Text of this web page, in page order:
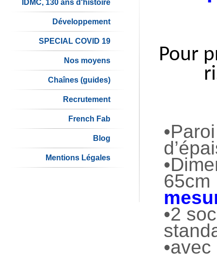
IDMC, 130 ans d'histoire
Développement
SPECIAL COVID 19
Nos moyens
Chaînes (guides)
Recrutement
French Fab
Blog
Mentions Légales
Pour
65cm
•2